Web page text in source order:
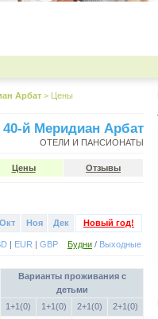
Арбат > Цены
40-й Меридиан Арбат
ОТЕЛИ И ПАНСИОНАТЫ
Цены Отзывы
Окт Ноя Дек Новый год!
| EUR | GBP Будни / Выходные
Варианты проживания с
детьми
1+1(0)
1+1(0) 2+1(0)
2+1(0)